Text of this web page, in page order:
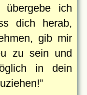
übergebe ich
dich herab,
gib mir
zu sein und
in dein